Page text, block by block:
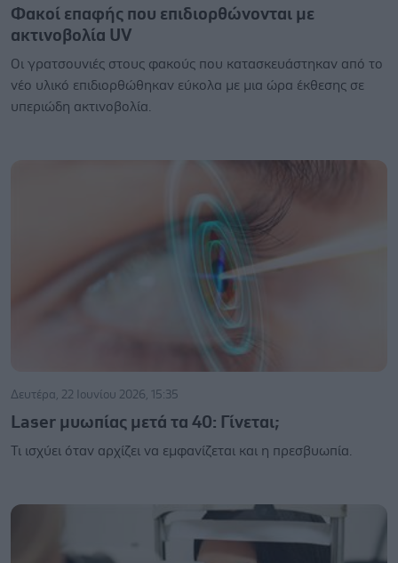
Φακοί επαφής που επιδιορθώνονται με
ακτινοβολία UV
Οι γρατσουνιές στους φακούς που κατασκευάστηκαν από το
νέο υλικό επιδιορθώθηκαν εύκολα με μια ώρα έκθεσης σε
υπεριώδη ακτινοβολία.
Δευτέρα, 22 Ιουνίου 2026, 15:35
Laser μυωπίας μετά τα 40: Γίνεται;
Τι ισχύει όταν αρχίζει να εμφανίζεται και η πρεσβυωπία.